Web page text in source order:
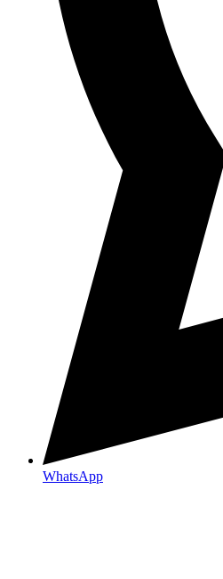
WhatsApp